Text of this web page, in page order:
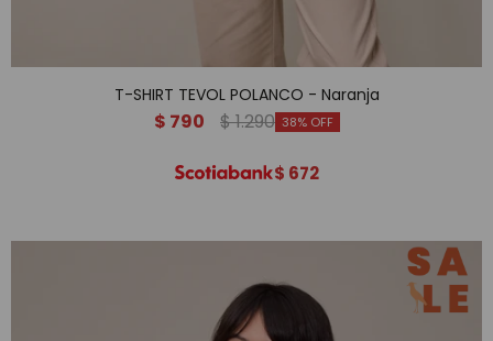
T-SHIRT TEVOL POLANCO - Naranja
$ 790 $1.290 38
$ 672